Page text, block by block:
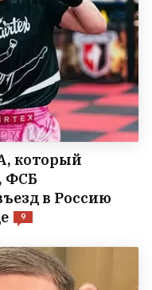
который
ФСБ
в Россию
9